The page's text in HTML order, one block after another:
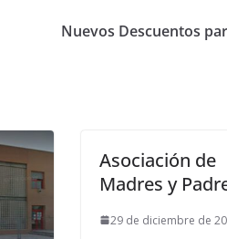
Nuevos Descuentos
Asociación de
Madres y
29 de diciembre de